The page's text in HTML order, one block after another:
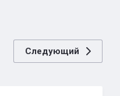
Следующий